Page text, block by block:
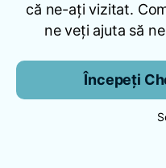
că ne-ați vizitat.
ne veți ajuta să
Începeți